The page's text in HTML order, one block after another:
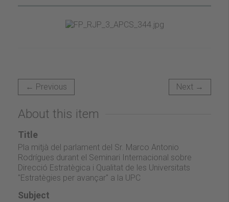
← Previous Next →
About this item
Title
Pla mitjà del parlament del Sr. Marco Antonio
Rodrígues durant el Seminari Internacional sobre
Direcció Estratègica i Qualitat de les Universitats
"Estratègies per avançar" a la UPC
Subject